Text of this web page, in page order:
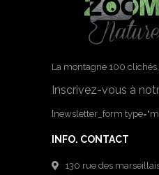
La montagne 100 clichés.
Inscrivez-vous à
[newsletter_form
INFO. CONTACT
130 rue des